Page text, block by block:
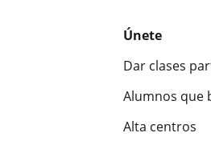
Únete
Dar clases
Alumnos que
Alta centros